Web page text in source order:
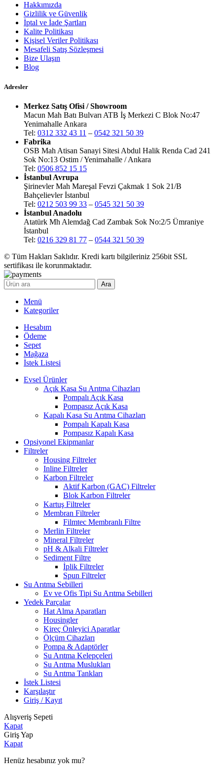
Hakkımızda
Gizlilik ve Güvenlik
İptal ve İade Şartları
Kalite Politikası
Kişisel Veriler Politikası
Mesafeli Satış Sözleşmesi
Bize Ulaşın
Blog
Adresler
Merkez Satış Ofisi / Showroom
Macun Mah Batı Bulvarı ATB İş Merkezi C Blok No:47
Yenimahalle Ankara
Tel: 0312 332 43 11 – 0542 321 50 39
Fabrika
OSB Mah Atisan Sanayi Sitesi Abdul Halik Renda Cad 241
Sok No:13 Ostim / Yenimahalle / Ankara
Tel: 0506 852 15 15
İstanbul Avrupa
Şirinevler Mah Mareşal Fevzi Çakmak 1 Sok 21/B
Bahçelievler İstanbul
Tel: 0212 503 99 33 – 0545 321 50 39
İstanbul Anadolu
Atatürk Mh Alemdağ Cad Zambak Sok No:2/5 Ümraniye
İstanbul
Tel: 0216 329 81 77 – 0544 321 50 39
© Tüm Hakları Saklıdır. Kredi kartı bilgileriniz 256bit SSL
sertifikası ile korunmaktadır.
Ara
Menü
Kategoriler
Hesabım
Ödeme
Sepet
Mağaza
İstek Listesi
Evsel Ürünler
Açık Kasa Su Arıtma Cihazları
Pompalı Açık Kasa
Pompasız Açık Kasa
Kapalı Kasa Su Arıtma Cihazları
Pompalı Kapalı Kasa
Pompasız Kapalı Kasa
Opsiyonel Ekipmanlar
Filtreler
Housing Filtreler
Inline Filtreler
Karbon Filtreler
Aktif Karbon (GAC) Filtreler
Blok Karbon Filtreler
Kartuş Filtreler
Membran Filtreler
Filmtec Membranlı Filtre
Merlin Filtreler
Mineral Filtreler
pH & Alkali Filtreler
Sediment Filtre
İplik Filtreler
Spun Filtreler
Su Arıtma Sebilleri
Ev ve Ofis Tipi Su Arıtma Sebilleri
Yedek Parçalar
Hat Alma Aparatları
Housingler
Kireç Önleyici Aparatlar
Ölçüm Cihazları
Pompa & Adaptörler
Su Arıtma Kelepçeleri
Su Arıtma Muslukları
Su Arıtma Tankları
İstek Listesi
Karşılaştır
Giriş / Kayıt
Alışveriş Sepeti
Kapat
Giriş Yap
Kapat
Henüz hesabınız yok mu?